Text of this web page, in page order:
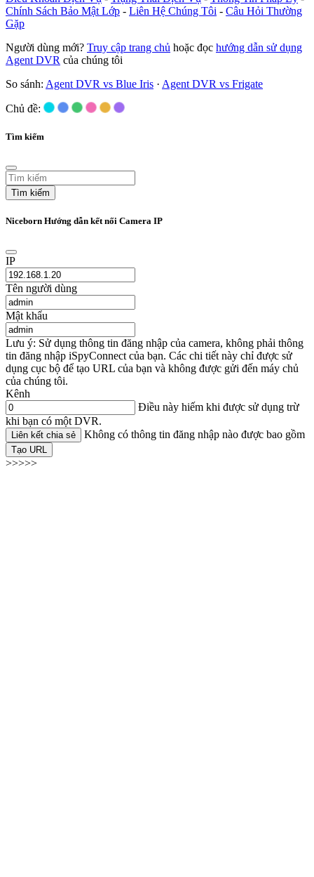
Chính Sách Bảo Mật Lớp - Liên Hệ Chúng Tôi - Câu Hỏi Thường
Gặp
Người dùng mới? Truy cập trang chủ hoặc đọc hướng dẫn sử dụng
Agent DVR của chúng tôi
So sánh: Agent DVR vs Blue Iris · Agent DVR vs Frigate
Chủ đề:
Tìm kiếm
Tìm kiếm
Niceborn Hướng dẫn kết nối Camera IP
IP
Tên người dùng
Mật khẩu
Lưu ý: Sử dụng thông tin đăng nhập của camera, không phải thông
tin đăng nhập iSpyConnect của bạn. Các chi tiết này chỉ được sử
dụng cục bộ để tạo URL của bạn và không được gửi đến máy chủ
của chúng tôi.
Kênh
Điều này hiếm khi được sử dụng trừ
khi bạn có một DVR.
Liên kết chia sẻ Không có thông tin đăng nhập nào được bao gồm
Tạo URL
>>>>>